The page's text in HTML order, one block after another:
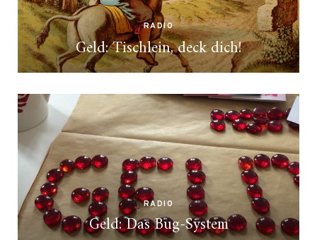
RADIO
Geld: Tischlein, deck dich!
RADIO
Geld: Das Bug-System